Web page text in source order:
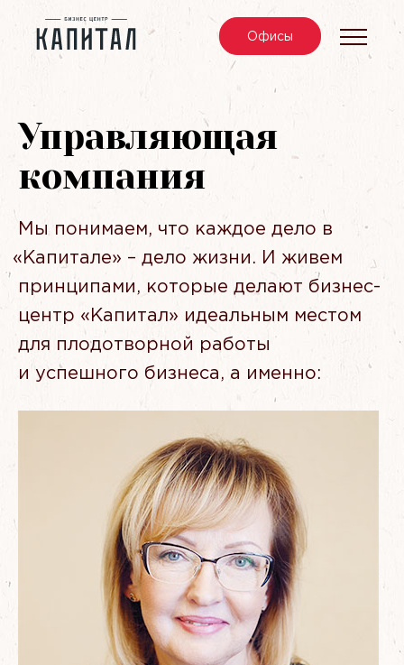
Офисы
Управляющая
компания
Мы понимаем, что каждое дело в
« Капитале» – дело жизни. И живем
принципами, которые делают бизнес-
центр « Капитал» идеальным местом
для плодотворной работы
и успешного бизнеса, а именно: